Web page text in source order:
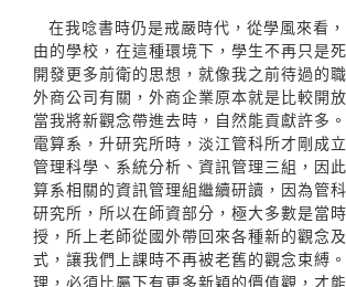
在我唸書時仍是戒嚴時代，從學風來看
由的學校，在這種環境下，學生不再只是
開發更多前衛的思想，就像我之前待過的
外商公司有關，外商企業原本就是比較開
當我將新觀念帶進去時，自然能貢獻許多
電算系，升研究所時，淡江管科所才剛成
管理科學、系統分析、資訊管理三組，因
算系相關的資訊管理組繼續研讀，因為管
研究所，所以在師資部分，極大多數是當
授，所上老師從國外帶回來各種新的觀念
式，讓我們上課時不再被老舊的觀念束縛
理，必須比屬下有更多新穎的價值觀，才